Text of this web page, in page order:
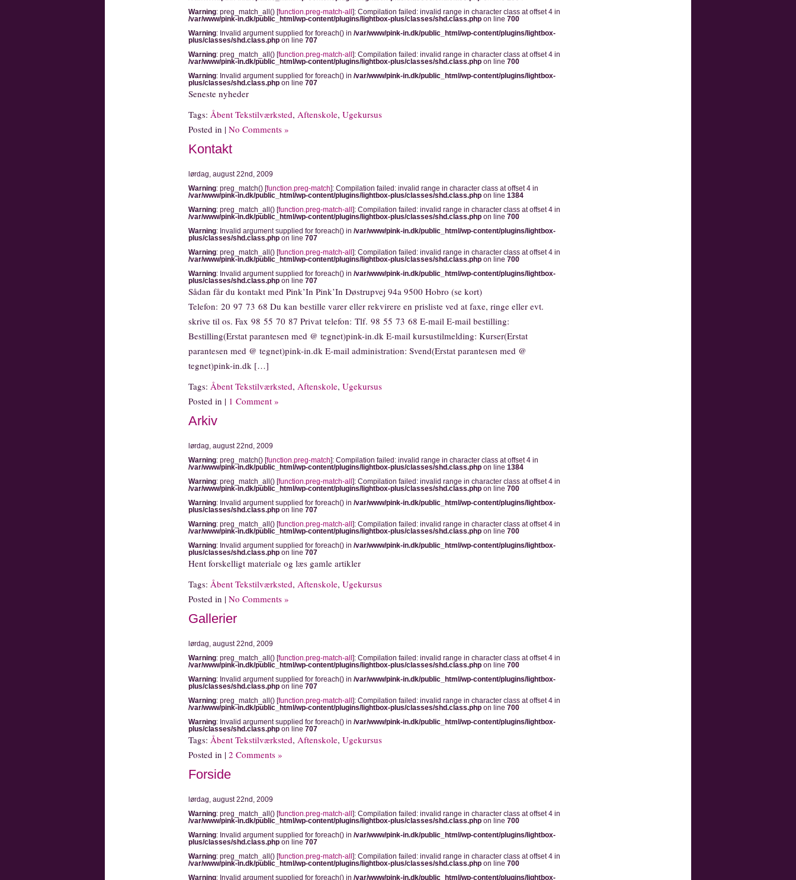
Warning: preg_match_all() [function.preg-match-all ]: Compilation failed: invalid range in character class at offset 4 in
/var/www/pink-in.dk/public_html/wp-content/plugins/lightbox-plus/classes/shd.class.php on line 700
Warning: Invalid argument supplied for foreach() in /var/www/pink-in.dk/public_html/wp-content/plugins/lightbox-
plus/classes/shd.class.php on line 707
Warning: preg_match_all() [function.preg-match-all ]: Compilation failed: invalid range in character class at offset 4 in
/var/www/pink-in.dk/public_html/wp-content/plugins/lightbox-plus/classes/shd.class.php on line 700
Warning: Invalid argument supplied for foreach() in /var/www/pink-in.dk/public_html/wp-content/plugins/lightbox-
plus/classes/shd.class.php on line 707
Seneste nyheder
Tags: Åbent Tekstilværksted, Aftenskole, Ugekursus
Posted in | No Comments »
Kontakt
lørdag, august 22nd, 2009
Warning: preg_match() [function.preg-match]: Compilation failed: invalid range in character class at offset 4 in
/var/www/pink-in.dk/public_html/wp-content/plugins/lightbox-plus/classes/shd.class.php on line 1384
Warning: preg_match_all() [function.preg-match-all ]: Compilation failed: invalid range in character class at offset 4 in
/var/www/pink-in.dk/public_html/wp-content/plugins/lightbox-plus/classes/shd.class.php on line 700
Warning: Invalid argument supplied for foreach() in /var/www/pink-in.dk/public_html/wp-content/plugins/lightbox-
plus/classes/shd.class.php on line 707
Warning: preg_match_all() [function.preg-match-all ]: Compilation failed: invalid range in character class at offset 4 in
/var/www/pink-in.dk/public_html/wp-content/plugins/lightbox-plus/classes/shd.class.php on line 700
Warning: Invalid argument supplied for foreach() in /var/www/pink-in.dk/public_html/wp-content/plugins/lightbox-
plus/classes/shd.class.php on line 707
Sådan får du kontakt med Pink’In Pink’In Døstrupvej 94a 9500 Hobro (se kort)
Telefon: 20 97 73 68 Du kan bestille varer eller rekvirere en prisliste ved at faxe, ringe eller evt.
skrive til os. Fax 98 55 70 87 Privat telefon: Tlf. 98 55 73 68 E-mail E-mail bestilling:
Bestilling(Erstat parantesen med @ tegnet)pink-in.dk E-mail kursustilmelding: Kurser(Erstat
parantesen med @ tegnet)pink-in.dk E-mail administration: Svend(Erstat parantesen med @
tegnet)pink-in.dk […]
Tags: Åbent Tekstilværksted, Aftenskole, Ugekursus
Posted in | 1 Comment »
Arkiv
lørdag, august 22nd, 2009
Warning: preg_match() [function.preg-match]: Compilation failed: invalid range in character class at offset 4 in
/var/www/pink-in.dk/public_html/wp-content/plugins/lightbox-plus/classes/shd.class.php on line 1384
Warning: preg_match_all() [function.preg-match-all ]: Compilation failed: invalid range in character class at offset 4 in
/var/www/pink-in.dk/public_html/wp-content/plugins/lightbox-plus/classes/shd.class.php on line 700
Warning: Invalid argument supplied for foreach() in /var/www/pink-in.dk/public_html/wp-content/plugins/lightbox-
plus/classes/shd.class.php on line 707
Warning: preg_match_all() [function.preg-match-all ]: Compilation failed: invalid range in character class at offset 4 in
/var/www/pink-in.dk/public_html/wp-content/plugins/lightbox-plus/classes/shd.class.php on line 700
Warning: Invalid argument supplied for foreach() in /var/www/pink-in.dk/public_html/wp-content/plugins/lightbox-
plus/classes/shd.class.php on line 707
Hent forskelligt materiale og læs gamle artikler
Tags: Åbent Tekstilværksted, Aftenskole, Ugekursus
Posted in | No Comments »
Gallerier
lørdag, august 22nd, 2009
Warning: preg_match_all() [function.preg-match-all ]: Compilation failed: invalid range in character class at offset 4 in
/var/www/pink-in.dk/public_html/wp-content/plugins/lightbox-plus/classes/shd.class.php on line 700
Warning: Invalid argument supplied for foreach() in /var/www/pink-in.dk/public_html/wp-content/plugins/lightbox-
plus/classes/shd.class.php on line 707
Warning: preg_match_all() [function.preg-match-all ]: Compilation failed: invalid range in character class at offset 4 in
/var/www/pink-in.dk/public_html/wp-content/plugins/lightbox-plus/classes/shd.class.php on line 700
Warning: Invalid argument supplied for foreach() in /var/www/pink-in.dk/public_html/wp-content/plugins/lightbox-
plus/classes/shd.class.php on line 707
Tags: Åbent Tekstilværksted, Aftenskole, Ugekursus
Posted in | 2 Comments »
Forside
lørdag, august 22nd, 2009
Warning: preg_match_all() [function.preg-match-all ]: Compilation failed: invalid range in character class at offset 4 in
/var/www/pink-in.dk/public_html/wp-content/plugins/lightbox-plus/classes/shd.class.php on line 700
Warning: Invalid argument supplied for foreach() in /var/www/pink-in.dk/public_html/wp-content/plugins/lightbox-
plus/classes/shd.class.php on line 707
Warning: preg_match_all() [function.preg-match-all ]: Compilation failed: invalid range in character class at offset 4 in
/var/www/pink-in.dk/public_html/wp-content/plugins/lightbox-plus/classes/shd.class.php on line 700
Warning: Invalid argument supplied for foreach() in /var/www/pink-in.dk/public_html/wp-content/plugins/lightbox-